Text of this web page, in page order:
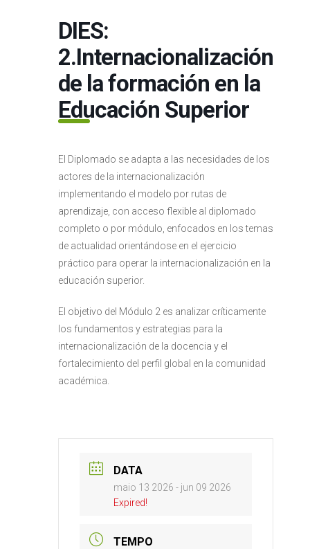
DIES:
2.Internacionalización
de la formación en la
Educación Superior
El Diplomado se adapta a las necesidades de los
actores de la internacionalización
implementando el modelo por rutas de
aprendizaje, con acceso flexible al diplomado
completo o por módulo, enfocados en los temas
de actualidad orientándose en el ejercicio
práctico para operar la internacionalización en la
educación superior.
El objetivo del Módulo 2 es analizar críticamente
los fundamentos y estrategias para la
internacionalización de la docencia y el
fortalecimiento del perfil global en la comunidad
académica.
DATA
maio 13 2026 - jun 09 2026
Expired!
TEMPO